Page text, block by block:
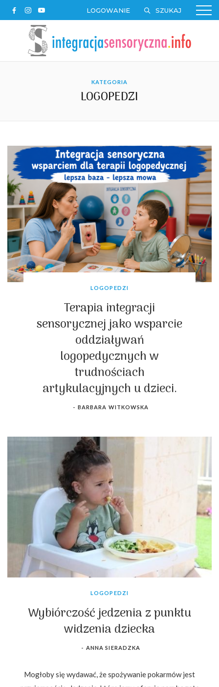
LOGOWANIE
KATEGORIA
LOGOPEDZI
LOGOPEDZI
Terapia integracji
sensorycznej jako wsparcie
oddziaływań
logopedycznych w
trudnościach
artykulacyjnych u dzieci.
- BARBARA WITKOWSKA
LOGOPEDZI
Wybiórczość jedzenia z punktu
widzenia dziecka
- ANNA SIERADZKA
Mogłoby się wydawać, że spożywanie pokarmów jest